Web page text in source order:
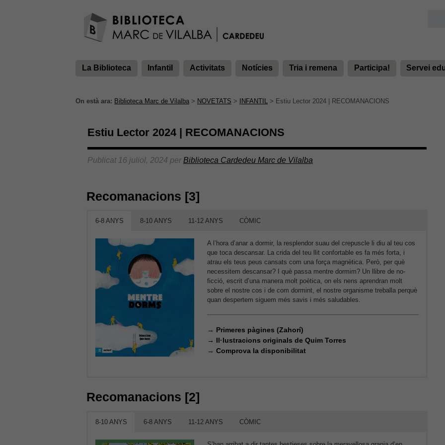
La Biblioteca Infantil Activitats Notícies Tria i remena Participa! Servei
On està ara: Biblioteca Marc de Vilalba > NOVETATS > INFANTIL > Estiu Lector 2024 | RECOMANACIONS
Estiu Lector 2024 | RECOMANACIONS
Publicat 16 juliol, 2024 perBiblioteca Cardedeu Marc de Vilalba
Recomanacions [3]
6-8 ANYS 8-10 ANYS 11-12 ANYS CÒMIC
A l’hora d’anar a dormir, la resplendor suau del crepuscle li diu al teu cos
que toca descansar. La crida del teu llit confortable es fa més forta, i
atrau els teus peus cansats com una força magnètica. Però, per què
necessitem descansar? I què passa mentre dormim? Un llibre de no-
ficció, escrit d’una manera molt poètica, on els nens aprendran molt
sobre el nostre cos i de com dormint, el nostre organisme treballa perquè
quan despertem siguem més savis i més saludables.
→ Primeres pàgines (Zahorí)
→ Il·lustracions originals de Quim Torres
→Comprova la disponibilitat
Recomanacions [2]
8-10 ANYS 6-8 ANYS 11-12 ANYS CÒMIC